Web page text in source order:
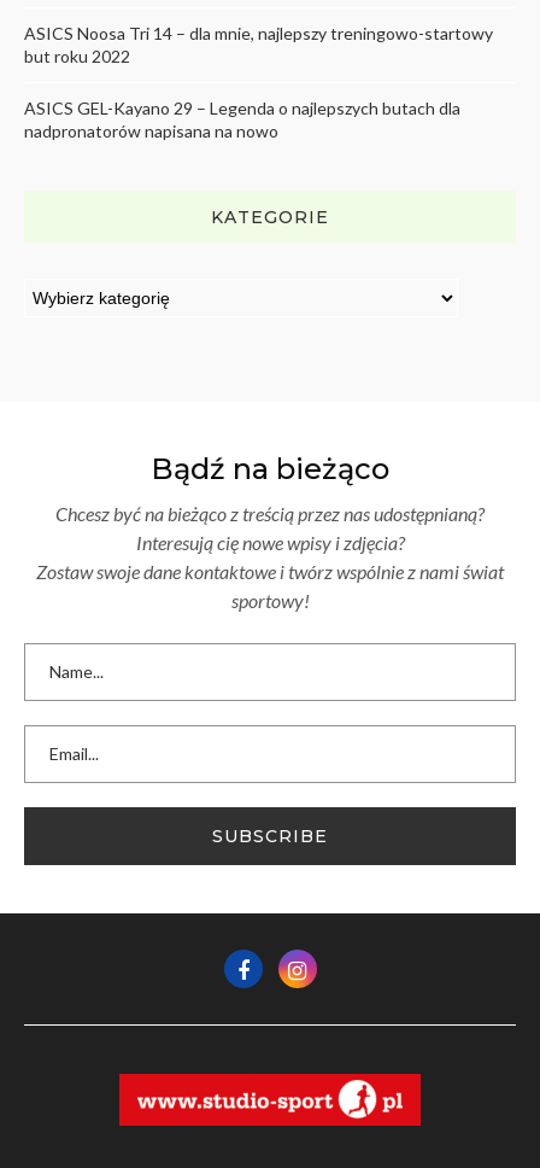
ASICS Noosa Tri 14 – dla mnie, najlepszy treningowo-startowy
but roku 2022
ASICS GEL-Kayano 29 – Legenda o najlepszych butach dla
nadpronatorów napisana na nowo
KATEGORIE
Bądź na bieżąco
Chcesz być na bieżąco z treścią przez nas udostępnianą?
Interesują cię nowe wpisy i zdjęcia?
Zostaw swoje dane kontaktowe i twórz wspólnie z nami świat
sportowy!